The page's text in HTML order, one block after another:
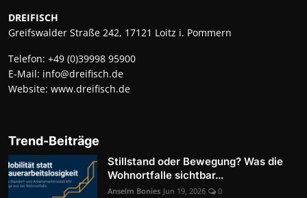
DREIFISCH
Greifswalder Straße 242, 17121 Loitz i. Pommern
Telefon: +49 (0)39998 95900
E-Mail: info@dreifisch.de
Website: www.dreifisch.de
Trend-Beiträge
Stillstand oder Bewegung? Was die
Wohnortfalle sichtbar...
Anselm Bonies Jun 19, 2026 0